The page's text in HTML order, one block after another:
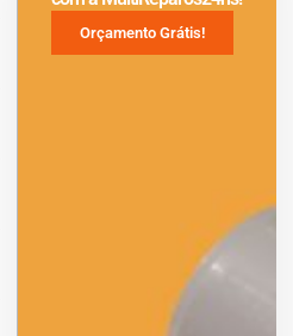
Orçamento Grátis!